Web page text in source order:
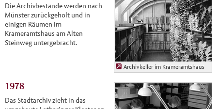
Archivkeller im Krameramtshaus
Die Archivbestände werden nach
Münster zurückgeholt und in
einigen Räumen im
Krameramtshaus am Alten
Steinweg untergebracht.
1978
Das Stadtarchiv zieht in das